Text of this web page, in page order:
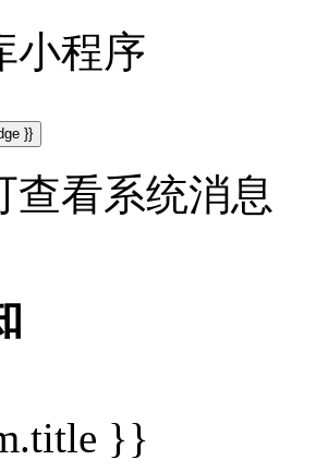
小程序
}}
查看系统消息
}}